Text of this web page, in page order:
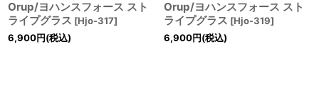
Orup/ヨハンスフォース スト
ライプグラス [Hjo-317]
6,900円(税込)
Orup/ヨハンスフォース スト
ライプグラス [Hjo-319]
6,900円(税込)